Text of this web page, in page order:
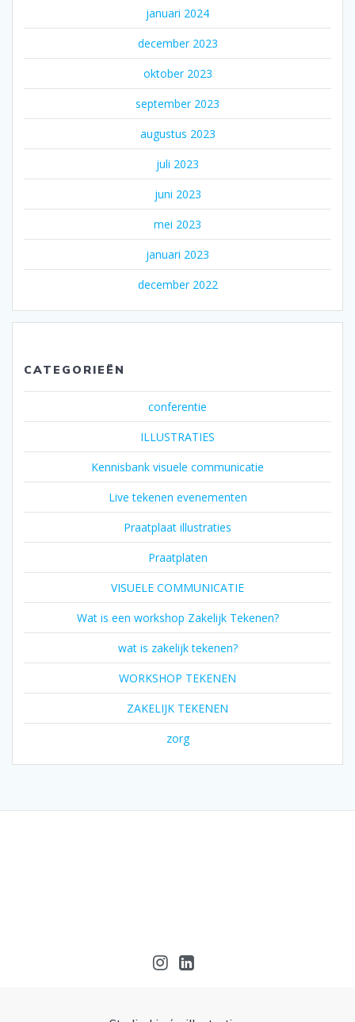
januari 2024
december 2023
oktober 2023
september 2023
augustus 2023
juli 2023
juni 2023
mei 2023
januari 2023
december 2022
CATEGORIEËN
conferentie
ILLUSTRATIES
Kennisbank visuele communicatie
Live tekenen evenementen
Praatplaat illustraties
Praatplaten
VISUELE COMMUNICATIE
Wat is een workshop Zakelijk Tekenen?
wat is zakelijk tekenen?
WORKSHOP TEKENEN
ZAKELIJK TEKENEN
zorg